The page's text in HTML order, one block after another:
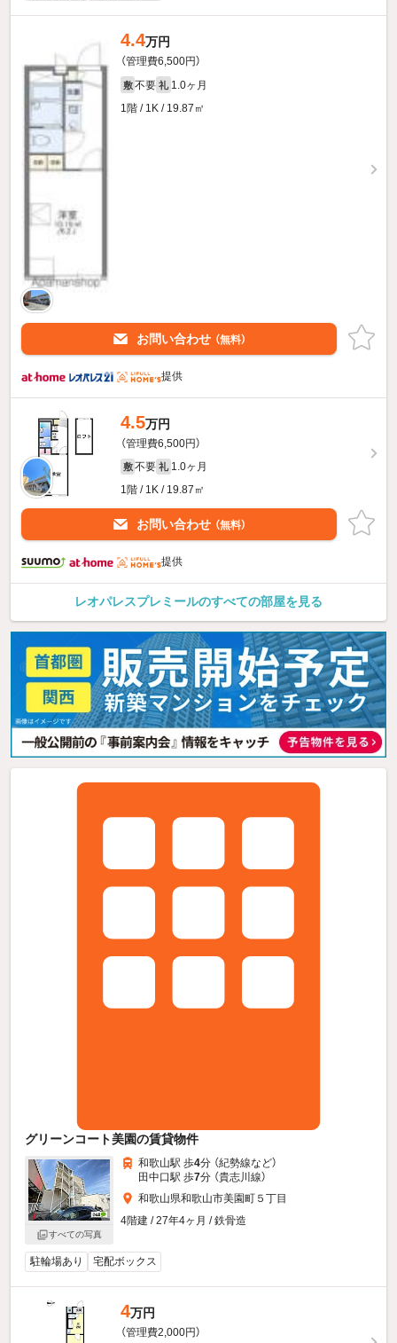
4.4万円
（管理費6,500円）
敷 不要 礼 1.0ヶ月
1階 / 1K / 19.87㎡
お問い合わせ （無料）
提供
4.5万円
（管理費6,500円）
敷 不要 礼 1.0ヶ月
1階 / 1K / 19.87㎡
お問い合わせ （無料）
提供
レオパレスプレミールのすべての部屋を見る
グリーンコート美園の賃貸物件
すべての写真
和歌山駅 歩4分 （紀勢線など）
田中口駅 歩7分 （貴志川線）
和歌山県和歌山市美園町５丁目
4階建 / 27年4ヶ月 / 鉄骨造
駐輪場あり 宅配ボックス
4万円
（管理費2,000円）